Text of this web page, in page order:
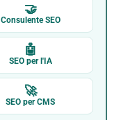
🤝
Consulente SEO
🤖
SEO per l'IA
🚀
SEO per CMS